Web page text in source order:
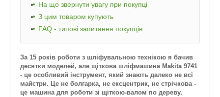
На що звернути увагу при покупці
З цим товаром купують
FAQ - типові запитання покупців
За 15 років роботи з шліфувальною технікою я бачив
десятки моделей, але щіткова шліфмашина Makita 9741
- це особливий інструмент, який знають далеко не всі
майстри. Це не болгарка, не ексцентрик, не стрічкова -
це машина для роботи зі щіткою-валом по дереву,